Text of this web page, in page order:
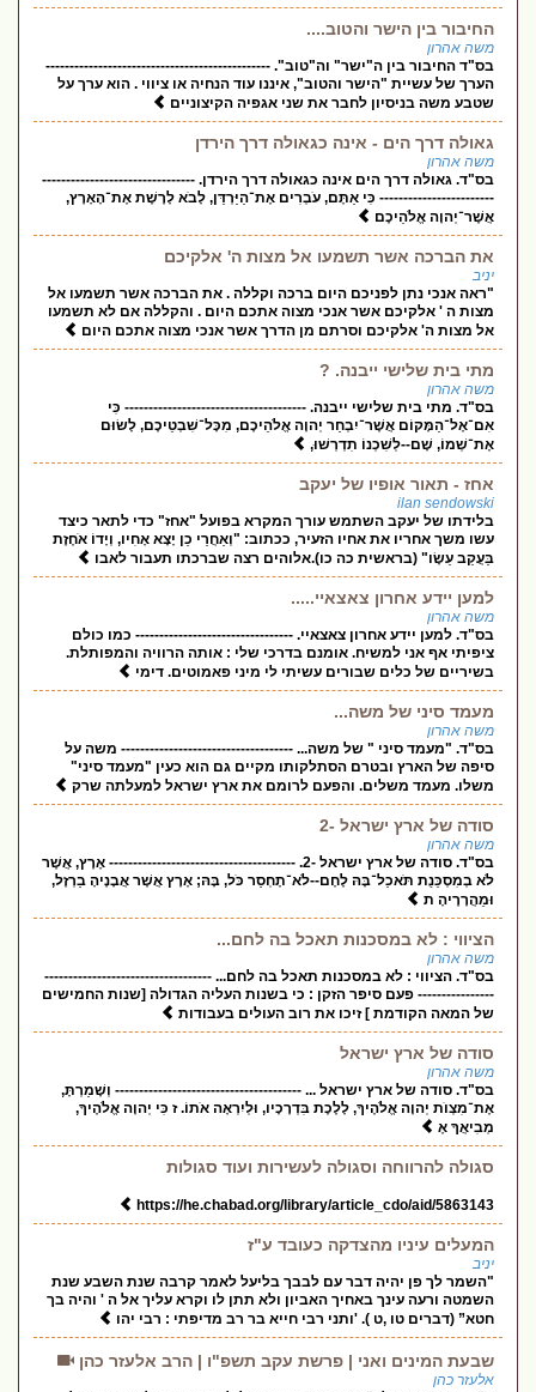
החיבור בין הישר והטוב....
משה אהרון
בס"ד החיבור בין ה"ישר" וה"טוב". -----------------------------------------------
הערך של עשיית "הישר והטוב", איננו עוד הנחיה או ציווי . הוא ערך על
שטבע משה בניסיון לחבר את שני אגפיה הקיצוניים
גאולה דרך הים - אינה כגאולה דרך הירדן
משה אהרון
בס"ד. גאולה דרך הים אינה כגאולה דרך הירדן. --------------------------------
------------------------ כִּי אַתֶּם, עֹבְרִים אֶת־הַיַּרְדֵּן, לָבֹא לָרֶשֶׁת אֶת־הָאָרֶץ,
אֲשֶׁר־יְהוָה אֱלֹהֵיכֶם
את הברכה אשר תשמעו אל מצות ה' אלקיכם
יניב
"ראה אנכי נתן לפניכם היום ברכה וקללה . את הברכה אשר תשמעו אל
מצות ה ' אלקיכם אשר אנכי מצוה אתכם היום . והקללה אם לא תשמעו
אל מצות ה' אלקיכם וסרתם מן הדרך אשר אנכי מצוה אתכם היום
מתי בית שלישי ייבנה. ?
משה אהרון
בס"ד. מתי בית שלישי ייבנה. -------------------------------------- כִּי
אִם־אֶל־הַמָּקוֹם אֲשֶׁר־יִבְחַר יְהוָה אֱלֹהֵיכֶם, מִכָּל־שִׁבְטֵיכֶם, לָשׂוּם
אֶת־שְׁמוֹ, שָׁם--לְשִׁכְנוֹ תִדְרְשׁוּ,
אחז - תאור אופיו של יעקב
ilan sendowski
בלידתו של יעקב השתמש עורך המקרא בפועל "אחז" כדי לתאר כיצד
עשו משך אחריו את אחיו הזעיר, ככתוב: "וְאַחֲרֵי כֵן יָצָא אָחִיו, וְיָדוֹ אֹחֶזֶת
בַּעֲקֵב עֵשָׂו" (בראשית כה כו).אלוהים רצה שברכתו תעבור לאבו
למען יידע אחרון צאצאיי.....
משה אהרון
בס"ד. למען יידע אחרון צאצאיי. --------------------------------- כמו כולם
ציפיתי אף אני למשיח. אומנם בדרכי שלי : אותה הרוויה והמפותלת.
בשיריים של כלים שבורים עשיתי לי מיני פאמוטים. דימי
מעמד סיני של משה...
משה אהרון
בס"ד. "מעמד סיני " של משה... ------------------------------------ משה על
סיפה של הארץ ובטרם הסתלקותו מקיים גם הוא כעין "מעמד סיני"
משלו. מעמד משלים. והפעם לרומם את ארץ ישראל למעלתה שרק
סודה של ארץ ישראל -2
משה אהרון
בס"ד. סודה של ארץ ישראל -2. --------------------------------------- אֶרֶץ, אֲשֶׁר
לֹא בְמִסְכֵּנֻת תֹּאכַל־בָּהּ לֶחֶם--לֹא־תֶחְסַר כֹּל, בָּהּ; אֶרֶץ אֲשֶׁר אֲבָנֶיהָ בַרְזֶל,
וּמֵהֲרָרֶיהָ ת
הציווי : לא במסכנות תאכל בה לחם...
משה אהרון
בס"ד. הציווי : לא במסכנות תאכל בה לחם... -----------------------------------
---------------- פעם סיפר הזקן : כי בשנות העליה הגדולה [שנות החמישים
של המאה הקודמת ] זיכו את רוב העולים בעבודות
סודה של ארץ ישראל
משה אהרון
בס"ד. סודה של ארץ ישראל ... --------------------------------------- וְשָׁמַרְתָּ,
אֶת־מִצְוֺת יְהוָה אֱלֹהֶיךָ, לָלֶכֶת בִּדְרָכָיו, וּלְיִרְאָה אֹתוֹ. ז כִּי יְהוָה אֱלֹהֶיךָ,
מְבִיאֲךָ אֶ
סגולה להרווחה וסגולה לעשירות ועוד סגולות
https://he.chabad.org/library/article_cdo/aid/5863143
המעלים עיניו מהצדקה כעובד ע"ז
יניב
"השמר לך פן יהיה דבר עם לבבך בליעל לאמר קרבה שנת השבע שנת
השמטה ורעה עינך באחיך האביון ולא תתן לו וקרא עליך אל ה ' והיה בך
חטא” (דברים טו ,ט ). 'ותני רבי חייא בר רב מדיפתי : רבי יהו
שבעת המינים ואני | פרשת עקב תשפ"ו | הרב אלעזר כהן
אלעזר כהן